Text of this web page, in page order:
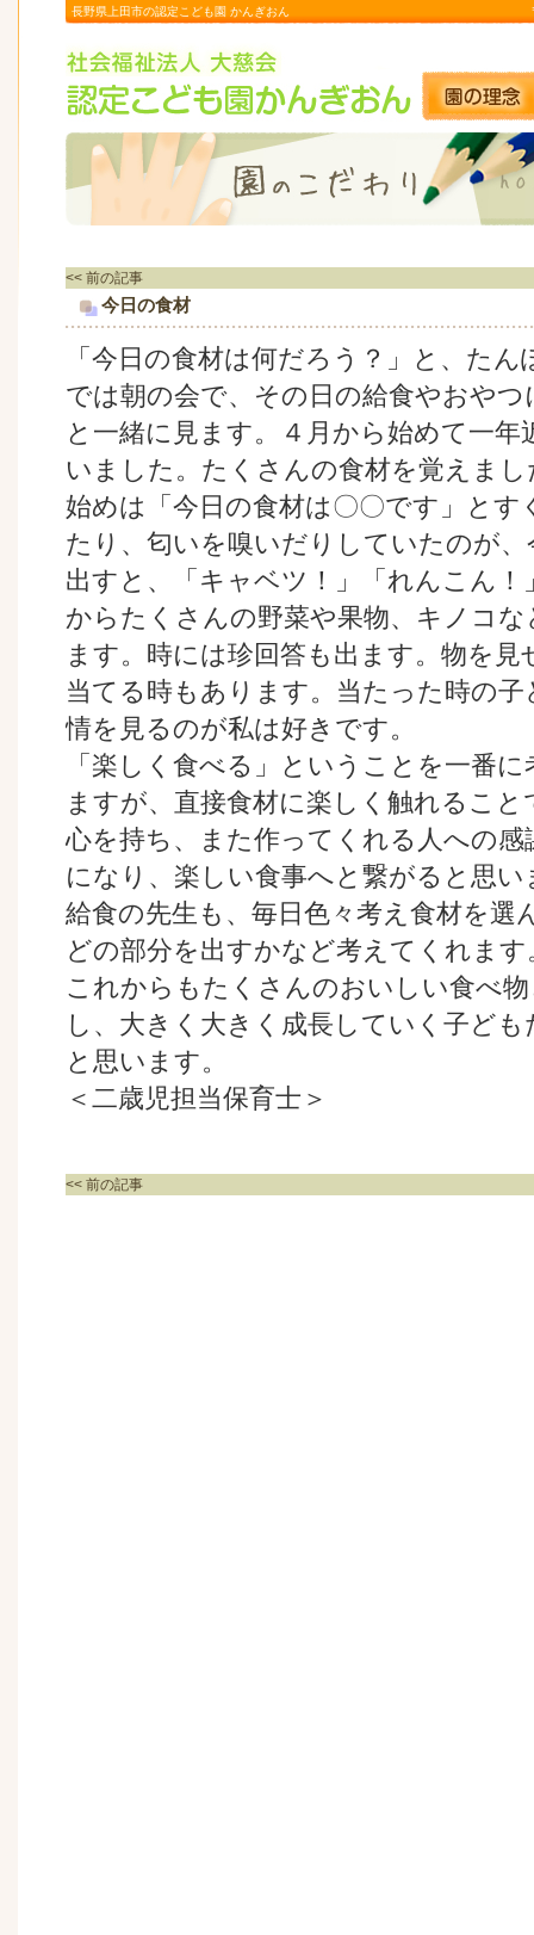
長野県上田市の認定こども園 かんぎおん
<< 前の記事
今日の食材
「今日の食材は何だろう？」と、た
では朝の会で、その日の給食やおや
と一緒に見ます。４月から始めて一年
いました。たくさんの食材を覚えまし
始めは「今日の食材は〇〇です」とす
たり、匂いを嗅いだりしていたのが
出すと、「キャベツ！」「れんこん
からたくさんの野菜や果物、キノコ
ます。時には珍回答も出ます。物を
当てる時もあります。当たった時の
情を見るのが私は好きです。
「楽しく食べる」ということを一番
ますが、直接食材に楽しく触れるこ
心を持ち、また作ってくれる人への
になり、楽しい食事へと繋がると思い
給食の先生も、毎日色々考え食材を選
どの部分を出すかなど考えてくれます
これからもたくさんのおいしい食べ
し、大きく大きく成長していく子ど
と思います。
＜二歳児担当保育士＞
<< 前の記事